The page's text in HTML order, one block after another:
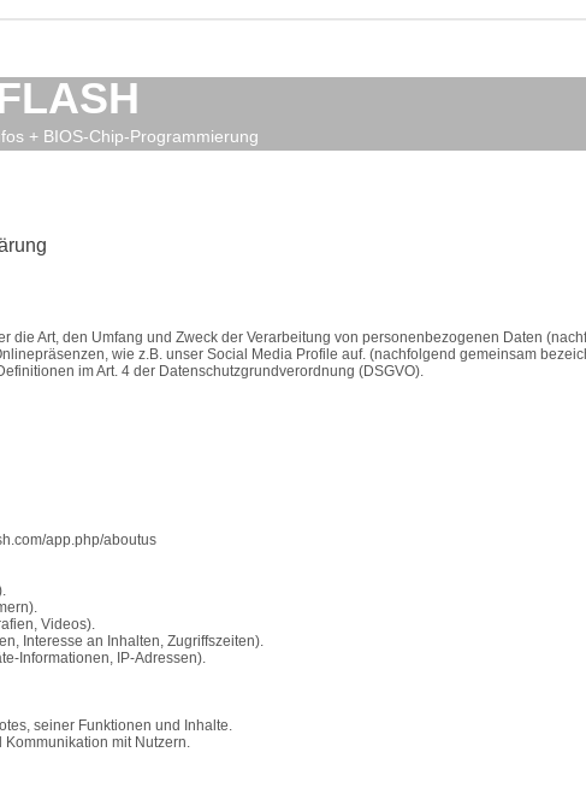
+ BIOS-Chip-Programmierung
die Art, den Umfang und Zweck der Verarbeitung von personenbezogenen Daten
wie z.B. unser Social Media Profile auf. (nachfolgend gemeinsam
im Art. 4 der Datenschutzgrundverordnung (DSGVO).
app.php/aboutus
Videos).
Interesse an Inhalten, Zugriffszeiten).
Informationen, IP-Adressen).
seiner Funktionen und Inhalte.
mit Nutzern.